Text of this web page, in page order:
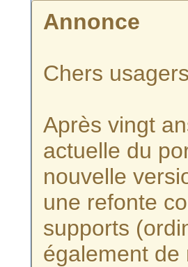
Annonce
Chers
Après vingt
actuelle du
nouvelle
une refonte
supports
également de